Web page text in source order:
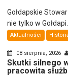
Gołdapskie
nie tylko w
Aktualności
08 sierpnia, 2026
Skutki silnego
pracowita